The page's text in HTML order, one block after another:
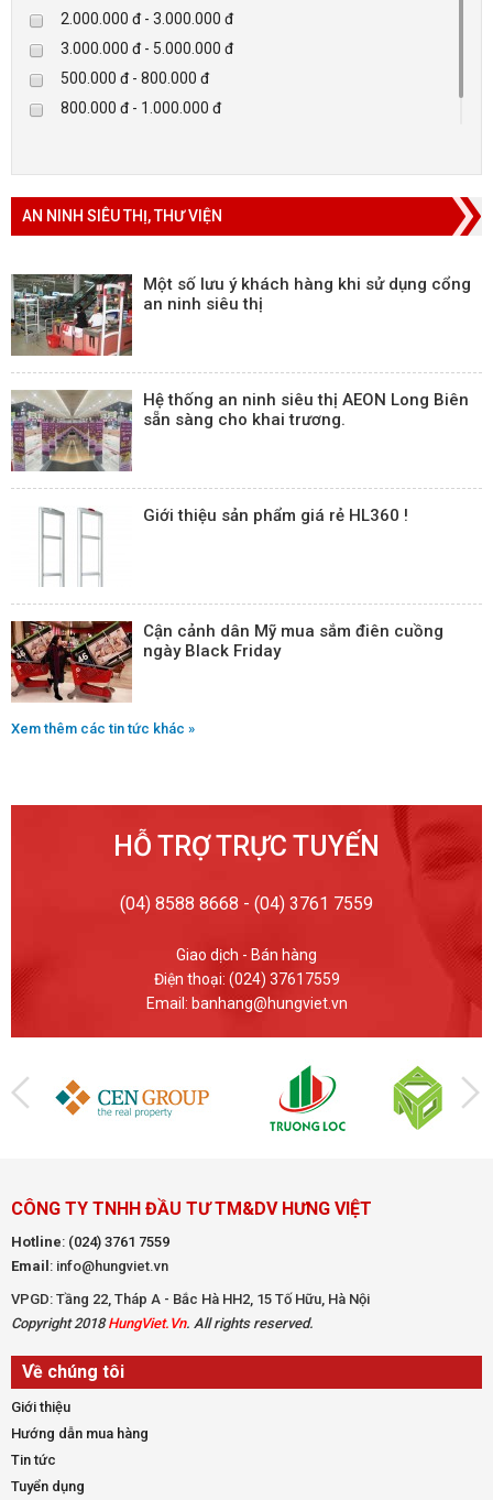
Eguard
Khác
Rapiscan
2.000.000 đ - 3.000.000 đ
3.000.000 đ - 5.000.000 đ
500.000 đ - 800.000 đ
800.000 đ - 1.000.000 đ
AN NINH SIÊU THỊ, THƯ VIỆN
Một số lưu ý khách hàng khi sử dụng cổng
an ninh siêu thị
Hệ thống an ninh siêu thị AEON Long Biên
sẵn sàng cho khai trương.
Giới thiệu sản phẩm giá rẻ HL360 !
Cận cảnh dân Mỹ mua sắm điên cuồng
ngày Black Friday
Xem thêm các tin tức khác »
HỖ TRỢ TRỰC TUYẾN
(04) 8588 8668 - (04) 3761 7559
Giao dịch - Bán hàng
Điện thoại: (024) 37617559
Email: banhang@hungviet.vn
CÔNG TY TNHH ĐẦU TƯ TM&DV HƯNG VIỆT
Hotline: (024) 3761 7559
Email : info@hungviet.vn
VPGD: Tầng 22, Tháp A - Bắc Hà HH2, 15 Tố Hữu, Hà Nội
Copyright 2018HungViet.Vn. All rights reserved.
Về chúng tôi
Giới thiệu
Hướng dẫn mua hàng
Tin tức
Tuyển dụng